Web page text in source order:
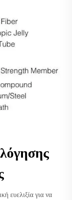
ευελιξία για να